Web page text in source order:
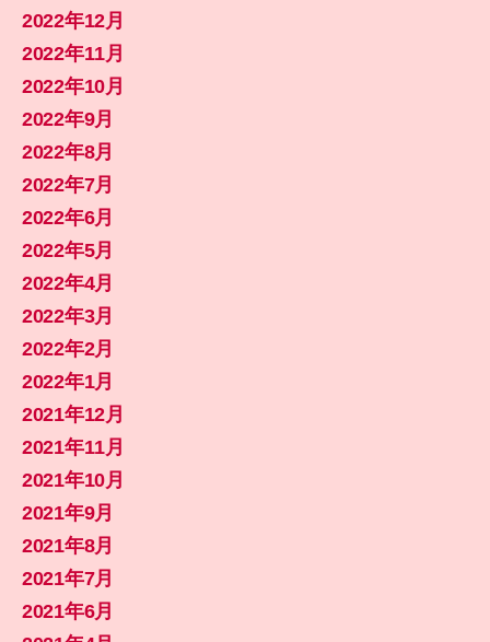
2022年12月
2022年11月
2022年10月
2022年9月
2022年8月
2022年7月
2022年6月
2022年5月
2022年4月
2022年3月
2022年2月
2022年1月
2021年12月
2021年11月
2021年10月
2021年9月
2021年8月
2021年7月
2021年6月